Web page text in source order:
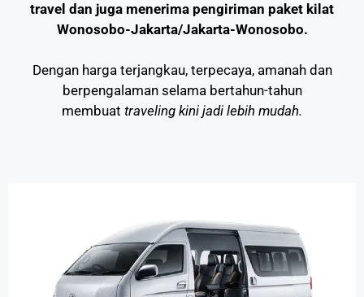
travel dan juga menerima pengiriman paket kilat
Wonosobo-Jakarta/Jakarta-Wonosobo.
Dengan harga terjangkau, terpecaya, amanah dan
berpengalaman selama bertahun-tahun
membuat traveling kini jadi lebih mudah.